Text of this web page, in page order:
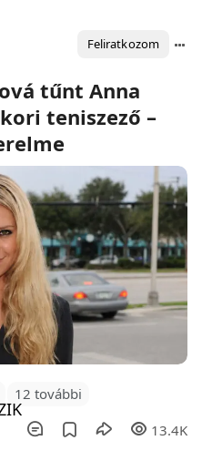
Feliratkozom
tűnt Anna
teniszező –
12 további
13.4K